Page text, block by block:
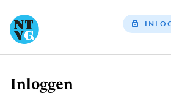
Kruimelpad
Inloggen